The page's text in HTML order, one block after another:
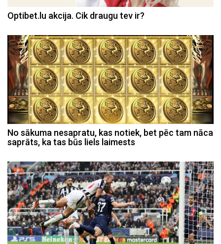
Optibet.lu akcija. Cik draugu tev ir?
No sākuma nesapratu, kas notiek, bet pēc tam nāca
saprāts, ka tas būs liels laimests